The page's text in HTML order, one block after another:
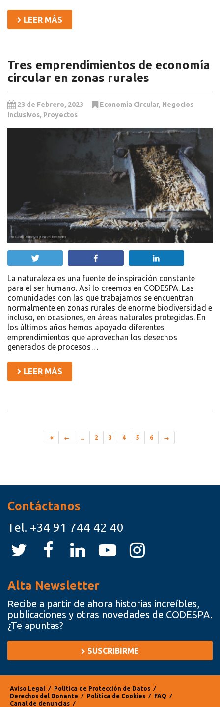
LEER MÁS
Tres emprendimientos de economía
circular en zonas rurales
23 de Febrero, 2023 Economía Circular, Negocios
inclusivos, Proyectos
La naturaleza es una fuente de inspiración constante
para el ser humano. Así lo creemos en CODESPA. Las
comunidades con las que trabajamos se encuentran
normalmente en zonas rurales de enorme biodiversidad e
incluso, en ocasiones, en áreas naturales protegidas. En
los últimos años hemos apoyado diferentes
emprendimientos que aprovechan los desechos
generados de procesos…
LEER MÁS
« ← ... 2 3 4 5 6 →
Contáctanos
Tel. +34 91 744 42 40
Alta Newsletter
Recibe a partir de ahora historias increíbles,
publicaciones y otras novedades de CODESPA.
¿Te apuntas?
SUSCRIBIRME
Aviso Legal ⁄ Política de Protección de Datos
⁄
Derechos del Donante
⁄ Política de Cookies ⁄ FAQ
⁄
Canal de denuncias
⁄